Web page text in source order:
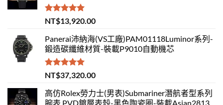
評分5.00
滿分 5
NT$13,920.00
Panerai沛納海(VS工廠)PAM01118Luminor系列-
鍛造碳纖維材質-裝載P9010自動機芯
評分5.00
滿分 5
NT$37,320.00
高仿Rolex勞力士(男表)Submariner潛航者型系列
腕表 PVD鍍層表殼-黑色陶瓷圈-裝載Asian2813